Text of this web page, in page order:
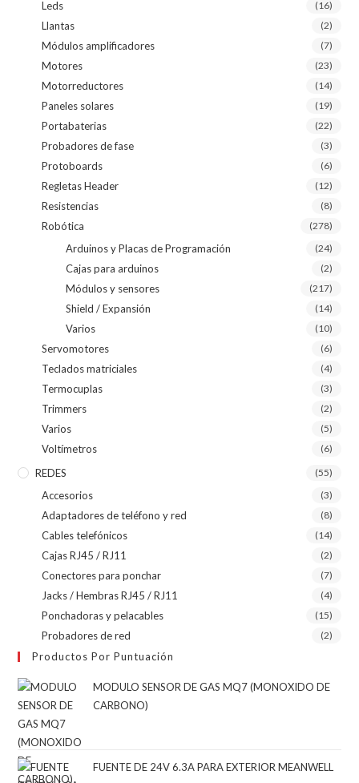
Leds (16)
Llantas (2)
Módulos amplificadores (7)
Motores (23)
Motorreductores (14)
Paneles solares (19)
Portabaterias (22)
Probadores de fase (3)
Protoboards (6)
Regletas Header (12)
Resistencias (8)
Robótica (278)
Arduinos y Placas de Programación (24)
Cajas para arduinos (2)
Módulos y sensores (217)
Shield / Expansión (14)
Varios (10)
Servomotores (6)
Teclados matriciales (4)
Termocuplas (3)
Trimmers (2)
Varios (5)
Voltímetros (6)
REDES (55)
Accesorios (3)
Adaptadores de teléfono y red (8)
Cables telefónicos (14)
Cajas RJ45 / RJ11 (2)
Conectores para ponchar (7)
Jacks / Hembras RJ45 / RJ11 (4)
Ponchadoras y pelacables (15)
Probadores de red (2)
Productos Por Puntuación
MODULO SENSOR DE GAS MQ7 (MONOXIDO DE
CARBONO)
FUENTE DE 24V 6.3A PARA EXTERIOR MEANWELL